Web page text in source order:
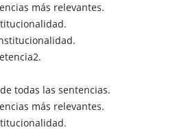
más relevantes.
todas las sentencias.
más relevantes.